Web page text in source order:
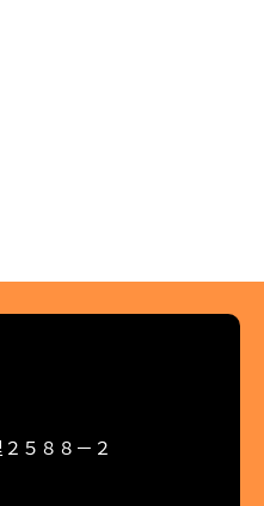
５８８－２